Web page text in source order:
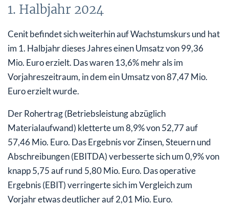
1. Halbjahr 2024
Cenit befindet sich weiterhin auf Wachstumskurs und hat
im 1. Halbjahr dieses Jahres einen Umsatz von 99,36
Mio. Euro erzielt. Das waren 13,6% mehr als im
Vorjahreszeitraum, in dem ein Umsatz von 87,47 Mio.
Euro erzielt wurde.
Der Rohertrag (Betriebsleistung abzüglich
Materialaufwand) kletterte um 8,9% von 52,77 auf
57,46 Mio. Euro. Das Ergeb­nis vor Zinsen, Steuern und
Abschreibungen (EBITDA) verbesserte sich um 0,9% von
knapp 5,75 auf rund 5,80 Mio. Euro. Das operative
Ergebnis (EBIT) verringerte sich im Vergleich zum
Vorjahr etwas deutlicher auf 2,01 Mio. Euro.